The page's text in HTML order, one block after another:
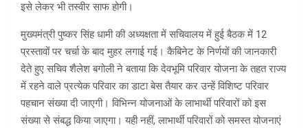
इसे लेकर भी तस्वीर साफ होगी।
मुख्यमंत्री पुष्कर सिंह धामी की अध्यक्षता में सचिवालय में हुई बैठक में 12
प्रस्तावों पर चर्चा के बाद मुहर लगाई गई। कैबिनेट के निर्णयों की जानकारी
देते हुए सचिव शैलेश बगोली ने बताया कि देवभूमि परिवार योजना के तहत राज्य
में रहने वाले प्रत्येक परिवार का डाटा बेस तैयार कर उन्हें विशिष्ट परिवार
पहचान संख्या दी जाएगी। विभिन्न योजनाओं के लाभार्थी परिवारों को इस
संख्या से संबद्ध किया जाएगा। यही नहीं, लाभार्थी परिवारों को समस्त योजनाएं